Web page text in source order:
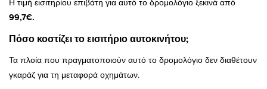
Η τιμή εισιτηρίου επιβάτη για αυτό το δρομολόγιο ξεκινά από
99,7€.
Πόσο κοστίζει το εισιτήριο αυτοκινήτου;
Τα πλοία που πραγματοποιούν αυτό το δρομολόγιο δεν διαθέτουν
γκαράζ για τη μεταφορά οχημάτων.